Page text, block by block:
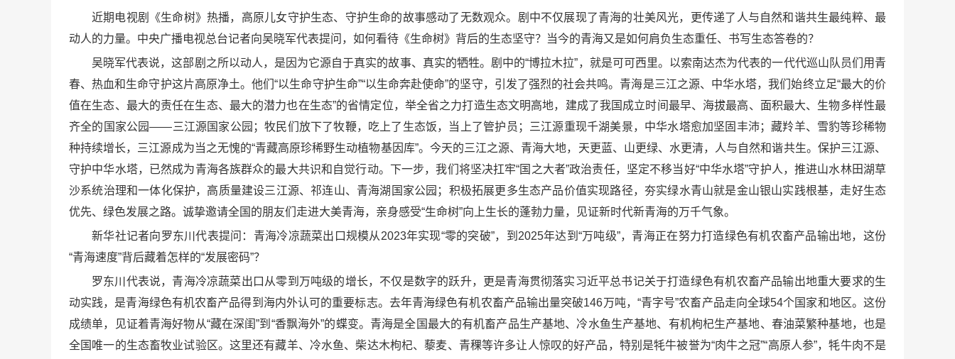
近期电视剧《生命树》热播，高原儿女守护生态、守护生命的故事感动了无数观众。剧中不仅展现了青海的壮美风光，更传递了人与自然和谐共生最纯粹、最
动人的力量。中央广播电视总台记者向吴晓军代表提问，如何看待《生命树》背后的生态坚守？当今的青海又是如何肩负生态重任、书写生态答卷的？
吴晓军代表说，这部剧之所以动人，是因为它源自于真实的故事、真实的牺牲。剧中的“博拉木拉”，就是可可西里。以索南达杰为代表的一代代巡山队员们用青
春、热血和生命守护这片高原净土。他们“以生命守护生命”“以生命奔赴使命”的坚守，引发了强烈的社会共鸣。青海是三江之源、中华水塔，我们始终立足“最大的价
值在生态、最大的责任在生态、最大的潜力也在生态”的省情定位，举全省之力打造生态文明高地，建成了我国成立时间最早、海拔最高、面积最大、生物多样性最
齐全的国家公园——三江源国家公园；牧民们放下了牧鞭，吃上了生态饭，当上了管护员；三江源重现千湖美景，中华水塔愈加坚固丰沛；藏羚羊、雪豹等珍稀物
种持续增长，三江源成为当之无愧的“青藏高原珍稀野生动植物基因库”。今天的三江之源、青海大地，天更蓝、山更绿、水更清，人与自然和谐共生。保护三江源、
守护中华水塔，已然成为青海各族群众的最大共识和自觉行动。下一步，我们将坚决扛牢“国之大者”政治责任，坚定不移当好“中华水塔”守护人，推进山水林田湖草
沙系统治理和一体化保护，高质量建设三江源、祁连山、青海湖国家公园；积极拓展更多生态产品价值实现路径，夯实绿水青山就是金山银山实践根基，走好生态
优先、绿色发展之路。诚挚邀请全国的朋友们走进大美青海，亲身感受“生命树”向上生长的蓬勃力量，见证新时代新青海的万千气象。
新华社记者向罗东川代表提问：青海冷凉蔬菜出口规模从2023年实现“零的突破”，到2025年达到“万吨级”，青海正在努力打造绿色有机农畜产品输出地，这份
“青海速度”背后藏着怎样的“发展密码”？
罗东川代表说，青海冷凉蔬菜出口从零到万吨级的增长，不仅是数字的跃升，更是青海贯彻落实习近平总书记关于打造绿色有机农畜产品输出地重大要求的生
动实践，是青海绿色有机农畜产品得到海内外认可的重要标志。去年青海绿色有机农畜产品输出量突破146万吨，“青字号”农畜产品走向全球54个国家和地区。这份
成绩单，见证着青海好物从“藏在深闺”到“香飘海外”的蝶变。青海是全国最大的有机畜产品生产基地、冷水鱼生产基地、有机枸杞生产基地、春油菜繁种基地，也是
全国唯一的生态畜牧业试验区。这里还有藏羊、冷水鱼、柴达木枸杞、藜麦、青稞等许多让人惊叹的好产品，特别是牦牛被誉为“肉牛之冠”“高原人参”，牦牛肉不是